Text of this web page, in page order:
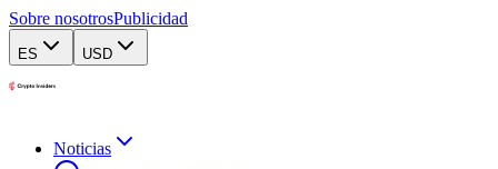
Sobre nosotrosPublicidad
ES USD
Noticias